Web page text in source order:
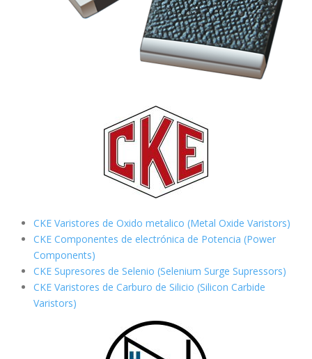
CKE Varistores de Oxido metalico (Metal Oxide Varistors)
CKE Componentes de electrónica de Potencia (Power
Components)
CKE Supresores de Selenio (Selenium Surge Supressors)
CKE Varistores de Carburo de Silicio (Silicon Carbide
Varistors)